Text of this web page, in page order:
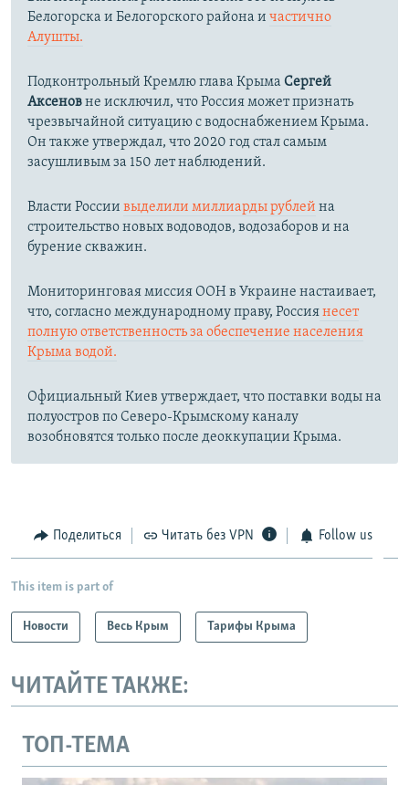
Белогорска и Белогорского района и частично
Алушты.
Подконтрольный Кремлю глава Крыма Сергей
Аксеновне исключил, что Россия может признать
чрезвычайной ситуацию с водоснабжением Крыма.
Он также утверждал, что 2020 год стал самым
засушливым за 150 лет наблюдений.​
Власти России выделили миллиарды рублей на
строительство новых водоводов, водозаборов и на
бурение скважин.
Мониторинговая миссия ООН в Украине настаивает,
что, согласно международному праву, Россиянесет
полную ответственность за обеспечение населения
Крыма водой.
Официальный Киев утверждает, что поставки воды на
полуостров по Северо-Крымскому каналу
возобновятся только после деоккупации Крыма.
Поделиться Читать без VPN Follow us
This item is part of
Новости Весь Крым Тарифы Крыма
ЧИТАЙТЕ ТАКЖЕ:
ТОП-ТЕМА